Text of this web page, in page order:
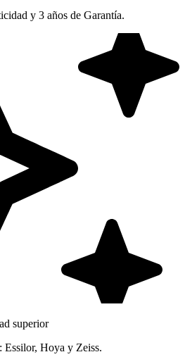
y 3 años de Garantía.
superior
Essilor, Hoya y Zeiss.